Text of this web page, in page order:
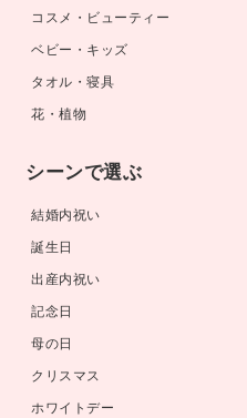
コスメ・ビューティー
ベビー・キッズ
タオル・寝具
花・植物
シーンで選ぶ
結婚内祝い
誕生日
出産内祝い
記念日
母の日
クリスマス
ホワイトデー